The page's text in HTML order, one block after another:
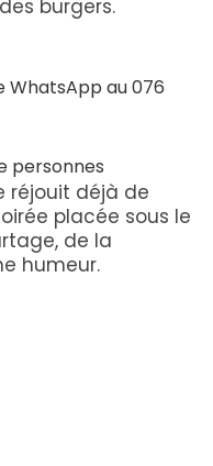
burgers.
WhatsApp au 076
personnes
réjouit déjà de
placée sous le
de la
humeur.